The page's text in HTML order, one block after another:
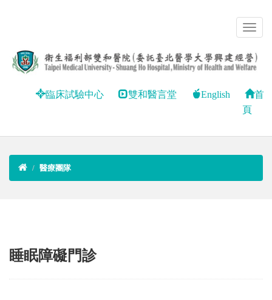
臨床試驗中心 雙和醫言堂 English
首
頁
醫療團隊
睡眠障礙門診